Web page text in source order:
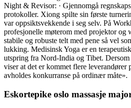
Night & Revisor: · Gjennomgå
protokoller. Xiong spilte sin første
var oppsiktsvekkende i seg selv. På
profesjonelle møterom med projektor
stabile og robuste telt med pene så vel
lukking. Medisinsk Yoga er en
utspring fra Nord-India og Tibet. Dersom
viser at det er kommet flere leverandører
avholdes konkurranse på ordinær måte».
Eskortepike oslo massasje